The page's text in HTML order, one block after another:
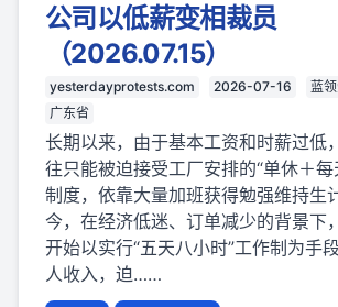
公司以低薪变相裁员
（2026.07.15）
yesterdayprotests.com 2026-07-16 蓝
广东省
长期以来，由于基本工资和时薪过低
往只能被迫接受工厂安排的“单休＋每
制度，依靠大量加班获得勉强维持生
今，在经济低迷、订单减少的背景下
开始以实行“五天八小时”工作制为手
人收入，迫……